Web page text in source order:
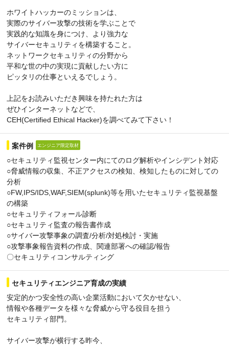
ホワイトハッカーのミッションは、
実際のサイバー攻撃の技術を学ぶことで
実践的な知識を身につけ、より強力な
サイバーセキュリティを構築すること。
ネットワークセキュリティの分野から
平和な世の中の実現に貢献したい方に
ピッタリの仕事といえるでしょう。
上記をお読みいただき興味を持たれた方は
ぜひインターネットなどで、
CEH(Certified Ethical Hacker)を調べてみて下さい！
案件例 エンジニア限定取材
○セキュリティ監視センター内にてのログ解析やインシデント対応
○脅威情報の収集、不正アクセスの検知、検知したものに対しての
分析
○FW,IPS/IDS,WAF,SIEM(splunk)等を用いたセキュリティ監視基盤
の構築
○セキュリティフォール診断
○セキュリティ監査の報告書作成
○サイバー攻撃事象の調査/分析/対処検討・実施
○攻撃事象報告資料の作成、関連部署への確認/報告
〇セキュリティコンサルティング
セキュリティエンジニア育成の実績
安定的かつ安全性の高い企業活動において欠かせない、
情報や各種データを様々な脅威から守る役目を担う
セキュリティ部門。
サイバー攻撃が横行する昨今、